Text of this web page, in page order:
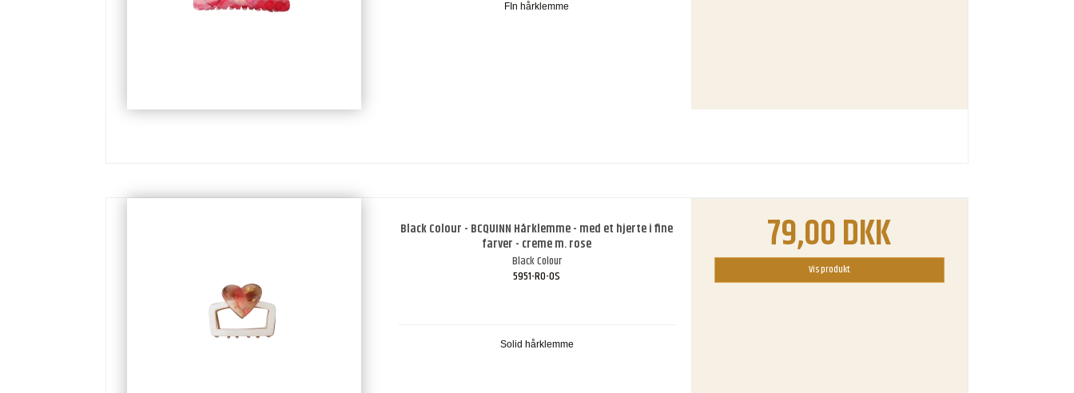
FIn hårklemme
Black Colour - BCQUINN Hårklemme - med et hjerte i fine
farver - creme m. rose
Black Colour
5951-RO-OS
Solid hårklemme
79,00 DKK
Vis produkt